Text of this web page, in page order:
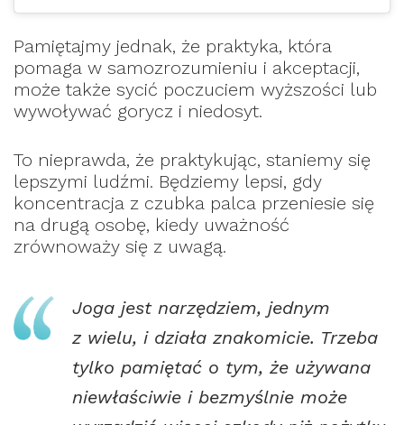
Pamiętajmy jednak, że praktyka, która
pomaga w samozrozumieniu i akceptacji,
może także sycić poczuciem wyższości lub
wywoływać gorycz i niedosyt.
To nieprawda, że praktykując, staniemy się
lepszymi ludźmi. Będziemy lepsi, gdy
koncentracja z czubka palca przeniesie się
na drugą osobę, kiedy uważność
zrównoważy się z uwagą.
Joga jest narzędziem, jednym
z wielu, i działa znakomicie. Trzeba
tylko pamiętać o tym, że używana
niewłaściwie i bezmyślnie może